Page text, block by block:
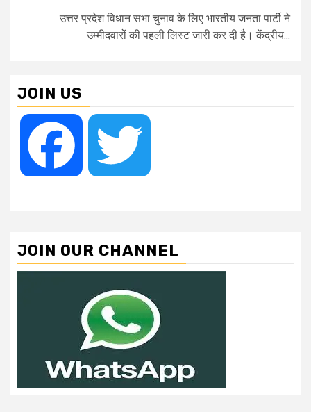
उत्तर प्रदेश विधान सभा चुनाव के लिए भारतीय जनता पार्टी ने
उम्मीदवारों की पहली लिस्ट जारी कर दी है। केंद्रीय...
JOIN US
Facebook
JOIN OUR CHANNEL